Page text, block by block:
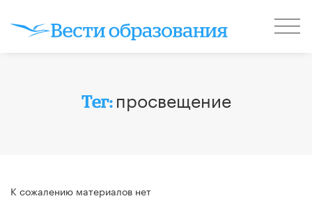
Тег: просвещение
К сожалению материалов нет